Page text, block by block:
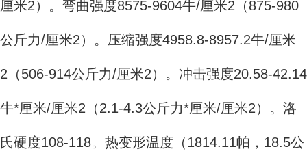
厘米2）。弯曲强度8575-9604牛/厘米2（875-980
公斤力/厘米2）。压缩强度4958.8-8957.2牛/厘米
2（506-914公斤力/厘米2）。冲击强度20.58-42.14
牛*厘米/厘米2（2.1-4.3公斤力*厘米/厘米2）。洛
氏硬度108-118。热变形温度（1814.11帕，18.5公